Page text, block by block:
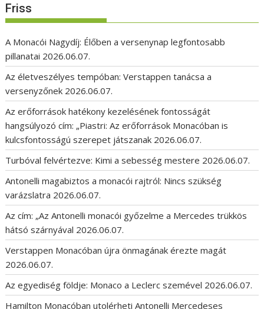
Friss
A Monacói Nagydíj: Élőben a versenynap legfontosabb
pillanatai 2026.06.07.
Az életveszélyes tempóban: Verstappen tanácsa a
versenyzőnek 2026.06.07.
Az erőforrások hatékony kezelésének fontosságát
hangsúlyozó cím: „Piastri: Az erőforrások Monacóban is
kulcsfontosságú szerepet játszanak 2026.06.07.
Turbóval felvértezve: Kimi a sebesség mestere 2026.06.07.
Antonelli magabiztos a monacói rajtról: Nincs szükség
varázslatra 2026.06.07.
Az cím: „Az Antonelli monacói győzelme a Mercedes trükkös
hátsó szárnyával 2026.06.07.
Verstappen Monacóban újra önmagának érezte magát
2026.06.07.
Az egyediség földje: Monaco a Leclerc szemével 2026.06.07.
Hamilton Monacóban utolérheti Antonelli Mercedeses